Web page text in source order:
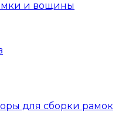
и вощины
для сборки рамок